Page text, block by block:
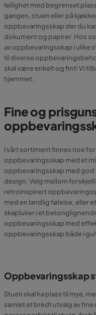
leilighet med begrenset
gangen, stuen eller på
oppbevaringsskap der du
dokument og papirer. Hos
av oppbevaringsskap i ulike
til diverse
skal være enkelt og fint! Vi
hjemmet.
Fine og
I vårt sortiment finnes noe
oppbevaringsskap med et
oppbevaringsskap med
design. Velg mellom
retroinspirert
med en landlig følelse, eller
skapluker i et
oppbevaringsskap med
oppbevaringsskap både i
Oppbevaringsskap
Stuen skal ha plass til mye,
samlet et bredt utvalg av